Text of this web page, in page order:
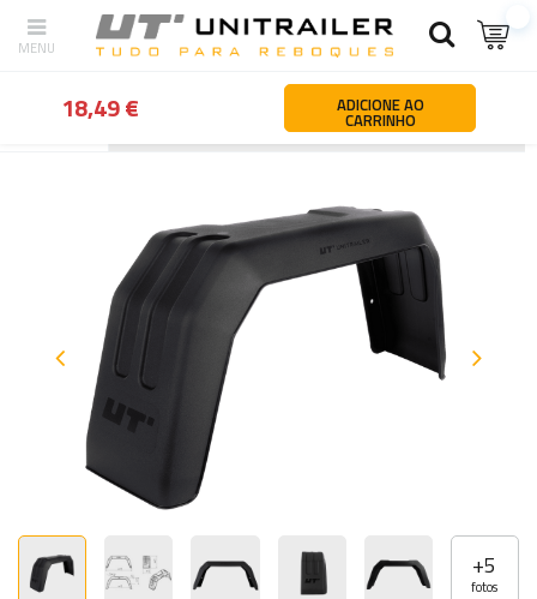
Rodas jantes pneus Guarda-lamas e
+5
fotos
18,49 € ADICIONE AO
CARRINHO